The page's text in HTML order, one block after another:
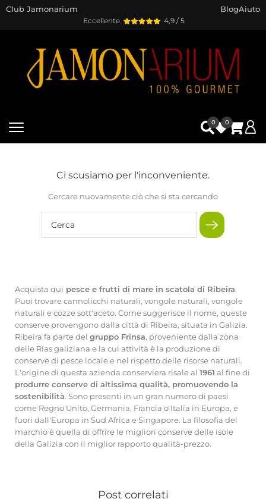
Eccellente 4,9 / 5
Club Jamonarium BlogAiuto
0 0
Ci scusiamo per l'inconveniente.
Cercare nuovamente ciò che si sta cercando
Acquista qui pesce e frutti di mare in scatola di Ribeira.
Puoi trovare cannolicchi naturali, vongole naturali, vongole
naturali e cozze sott'aceto. Come suggerisce il nome, queste
conserve provengono dalla città di Ribeira, situata in Galizia.
Ribeira fa parte del gruppo Frinsa, proveniente dalla zona
delle Rías galiziana e la cui attività è la produzione di
conserve di pesce locale e nel rispetto delle risorse naturali.
L'origine di questa azienda conserviera risale al 1961 al fine di
produrre conserve di altissima qualità, promuovendo la
sostenibilità. Sono presenti in un gran numero di paesi
come Regno Unito, Germania, Francia o Italia in Europa, e
fuori dall'Europa in Sud Africa e Singapore. La filosofia del
marchio è quella di offrire le migliori conserve delle isole
della Galizia con il miglior rapporto qualità-prezzo.
Post correlati